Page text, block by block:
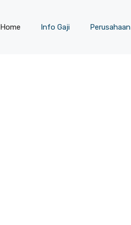
Home Info Gaji Perusahaan